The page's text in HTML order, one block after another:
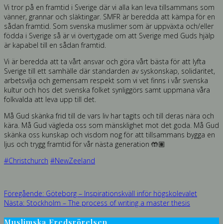
Vi tror på en framtid i Sverige där vi alla kan leva tillsammans som
vänner, grannar och släktingar. SMFR är beredda att kämpa för en
sådan framtid. Som svenska muslimer som är uppväxta och/eller
födda i Sverige så är vi övertygade om att Sverige med Guds hjälp
är kapabel till en sådan framtid.
Vi är beredda att ta vårt ansvar och göra vårt bästa för att lyfta
Sverige till ett samhälle där standarden av syskonskap, solidaritet,
arbetsvilja och gemensam respekt som vi vet finns i vår svenska
kultur och hos det svenska folket synliggörs samt uppmana våra
folkvalda att leva upp till det.
Må Gud skänka frid till de vars liv har tagits och till deras nära och
kära. Må Gud vägleda oss som mänsklighet mot det goda. Må Gud
skänka oss kunskap och visdom nog för att tillsammans bygga en
ljus och trygg framtid för vår nästa generation 🤲🏽
#Christchurch #NewZeeland
Inläggsnavigering
Föregående: Föregående
inlägg:
Göteborg – Inspirationskväll inför högskolevalet
Nästa: Nästa
Stockholm – The process of writing a master thesis
Muslimska Fredsrörelsen